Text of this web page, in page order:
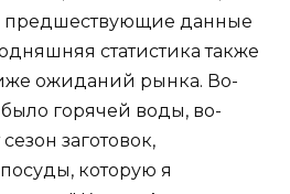
предшествующие данные
статистика также
ожиданий рынка. Во-
горячей воды, во-
заготовок,
которую я